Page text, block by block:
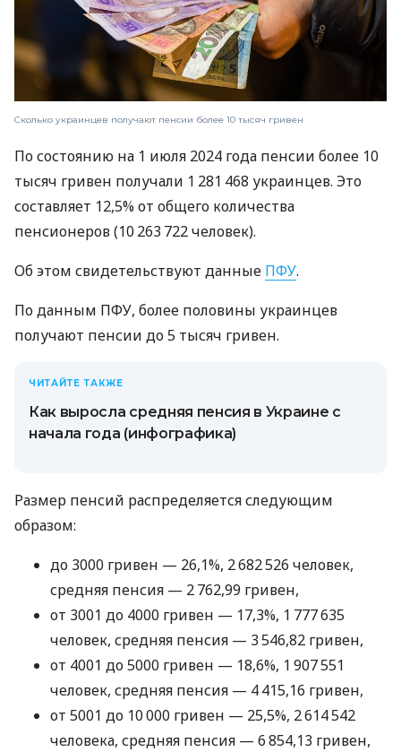
Сколько украинцев получают пенсии более 10 тысяч гривен
По состоянию на 1 июля 2024 года пенсии более 10
тысяч гривен получали 1 281 468 украинцев. Это
составляет 12,5% от общего количества
пенсионеров (10 263 722 человек).
Об этом свидетельствуют данные ПФУ.
По данным ПФУ, более половины украинцев
получают пенсии до 5 тысяч гривен.
ЧИТАЙТЕ ТАКЖЕ
Как выросла средняя пенсия в Украине с
начала года (инфографика)
Размер пенсий распределяется следующим
образом:
до 3000 гривен — 26,1%, 2 682 526 человек,
средняя пенсия — 2 762,99 гривен,
от 3001 до 4000 гривен — 17,3%, 1 777 635
человек, средняя пенсия — 3 546,82 гривен,
от 4001 до 5000 гривен — 18,6%, 1 907 551
человек, средняя пенсия — 4 415,16 гривен,
от 5001 до 10 000 гривен — 25,5%, 2 614 542
человека, средняя пенсия — 6 854,13 гривен,